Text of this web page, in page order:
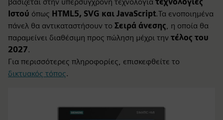
Ιστού όπως HTML5, SVG και JavaScript.Τα ενοποιημένα
πάνελ θα αντικαταστήσουν το Σειρά άνεσης , η οποία θα
παραμείνει διαθέσιμη προς πώληση μέχρι την τέλος του
2027.
Για περισσότερες πληροφορίες, επισκεφθείτε το
δικτυακός τόπος.